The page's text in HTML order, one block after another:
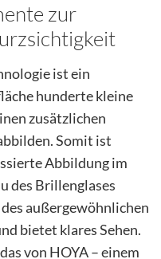
zur
ist ein
hunderte kleine
zusätzlichen
Somit ist
Abbildung im
des Brillenglases
außergewöhnlichen
bietet klares Sehen.
von HOYA – einem